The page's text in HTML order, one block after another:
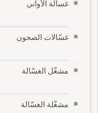
غسالة الأواني
غسّالات الصحون
مشغّل الغسّالة
مشغّلة الغسّالة